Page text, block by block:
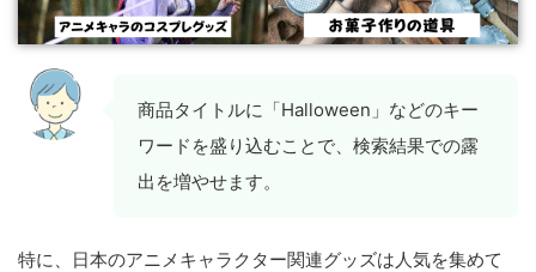
商品タイトルに「Halloween」などのキー
ワードを盛り込むことで、検索結果での露
出を増やせます。
特に、日本のアニメキャラクター関連グッズは人気を集めて